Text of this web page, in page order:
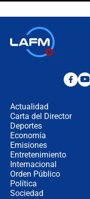
Actualidad
Carta del Director
Deportes
Economía
Emisiones
Entretenimiento
Internacional
Orden Público
Política
Sociedad